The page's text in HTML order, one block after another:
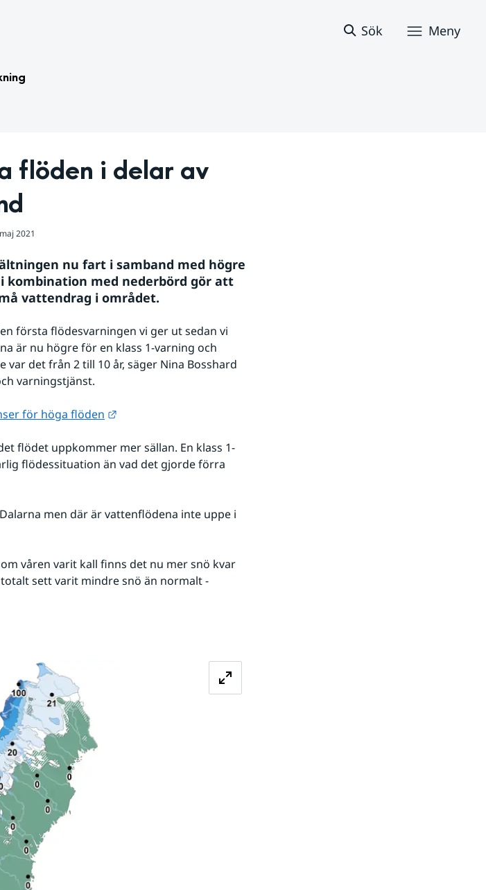
Sök Meny
flöden i delar av
2021
nu fart i samband med högre
kombination med nederbörd gör att
vattendrag i området.
första flödesvarningen vi ger ut sedan vi
är nu högre för en klass 1-varning och
var det från 2 till 10 år, säger Nina Bosshard
varningstjänst.
för höga flöden Länk till annan webbplats.
flödet uppkommer mer sällan. En klass 1-
flödessituation än vad det gjorde förra
men där är vattenflödena inte uppe i
våren varit kall finns det nu mer snö kvar
sett varit mindre snö än normalt -